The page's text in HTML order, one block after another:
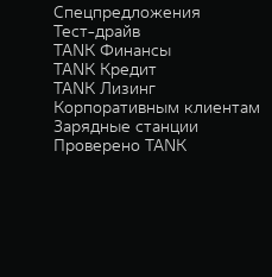
Спецпредложения
Тест-драйв
TANK Финансы
TANK Кредит
TANK Лизинг
Корпоративным клиентам
Зарядные станции
Проверено TANK